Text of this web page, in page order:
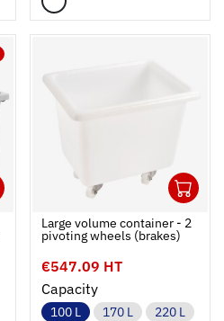
Add to cart
Fermer Ouvrir
Large volume container - 2
pivoting wheels (brakes)
€547.09 HT
Capacity
100 L 170 L
220 L